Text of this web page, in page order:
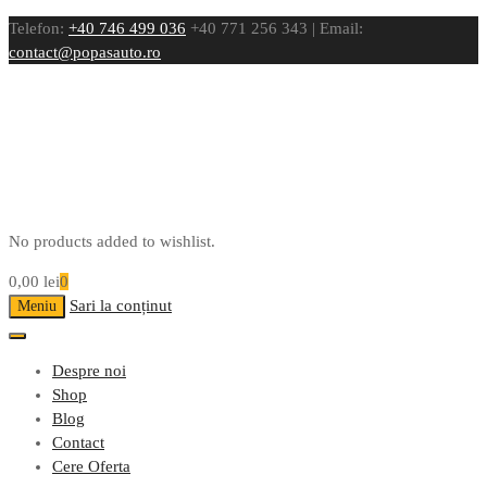
Telefon: +40 746 499 036 +40 771 256 343 | Email:
contact@popasauto.ro
No products added to wishlist.
0,00 lei0
Meniu Sari la conținut
Despre noi
Shop
Blog
Contact
Cere Oferta